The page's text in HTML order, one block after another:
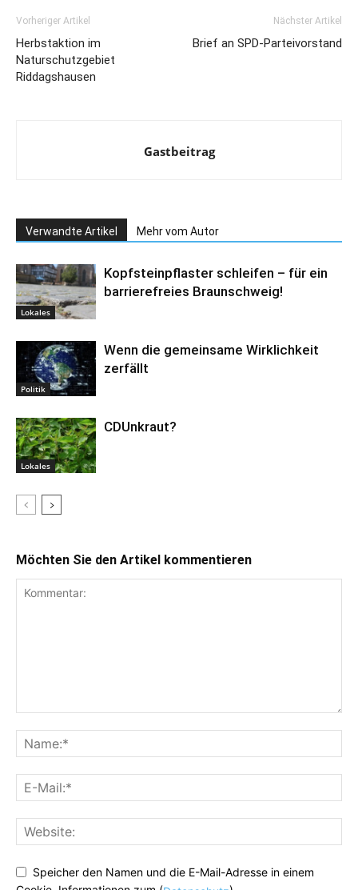
Vorheriger Artikel
Herbstaktion im
Naturschutzgebiet
Riddagshausen
Nächster Artikel
Brief an SPD-Parteivorstand
Gastbeitrag
Verwandte Artikel Mehr vom Autor
Lokales
Kopfsteinpflaster schleifen – für ein
barrierefreies Braunschweig!
Politik
Wenn die gemeinsame Wirklichkeit
zerfällt
Lokales
CDUnkraut?
Möchten Sie den Artikel kommentieren
Speicher den Namen und die E-Mail-Adresse in einem